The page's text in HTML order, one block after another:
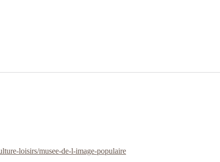
loisirs/musee-de-l-image-populaire